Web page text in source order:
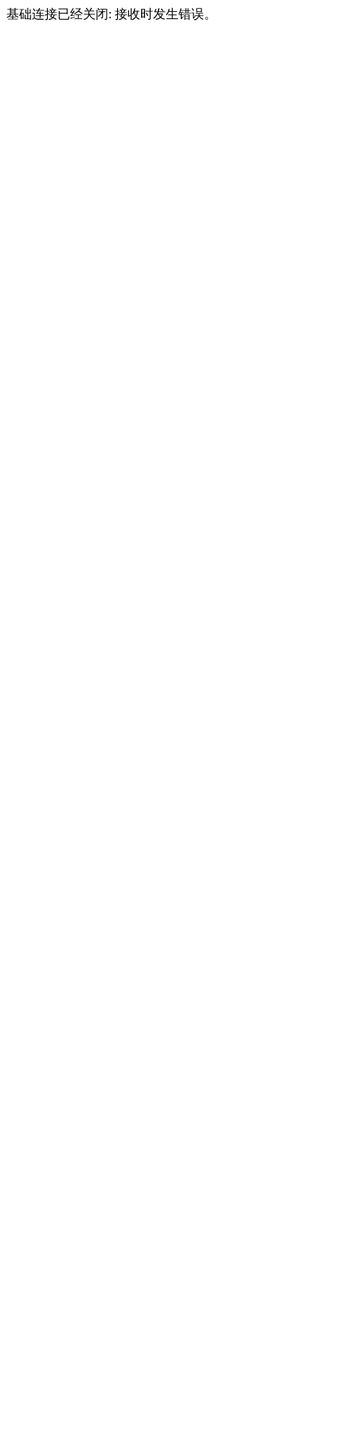
基础连接已经关闭: 接收时发生错误。